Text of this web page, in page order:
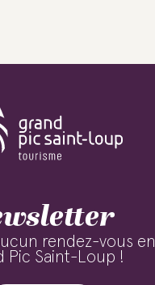
rendez-vous en
Pic Saint-Loup !